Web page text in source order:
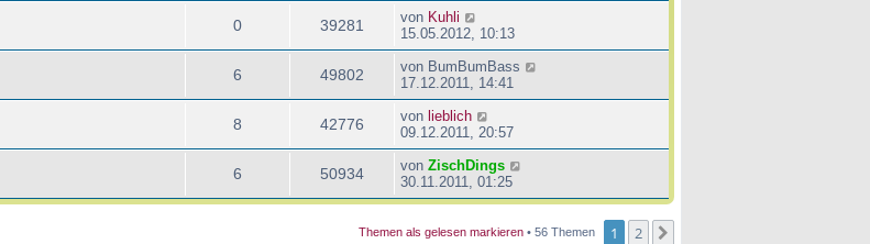
0 39281 von Kuhli
15.05.2012, 10:13
6 49802 von BumBumBass
17.12.2011, 14:41
8 42776 von lieblich
09.12.2011, 20:57
6 50934 von ZischDings
30.11.2011, 01:25
Themen als gelesen markieren • 56 Themen 1 2